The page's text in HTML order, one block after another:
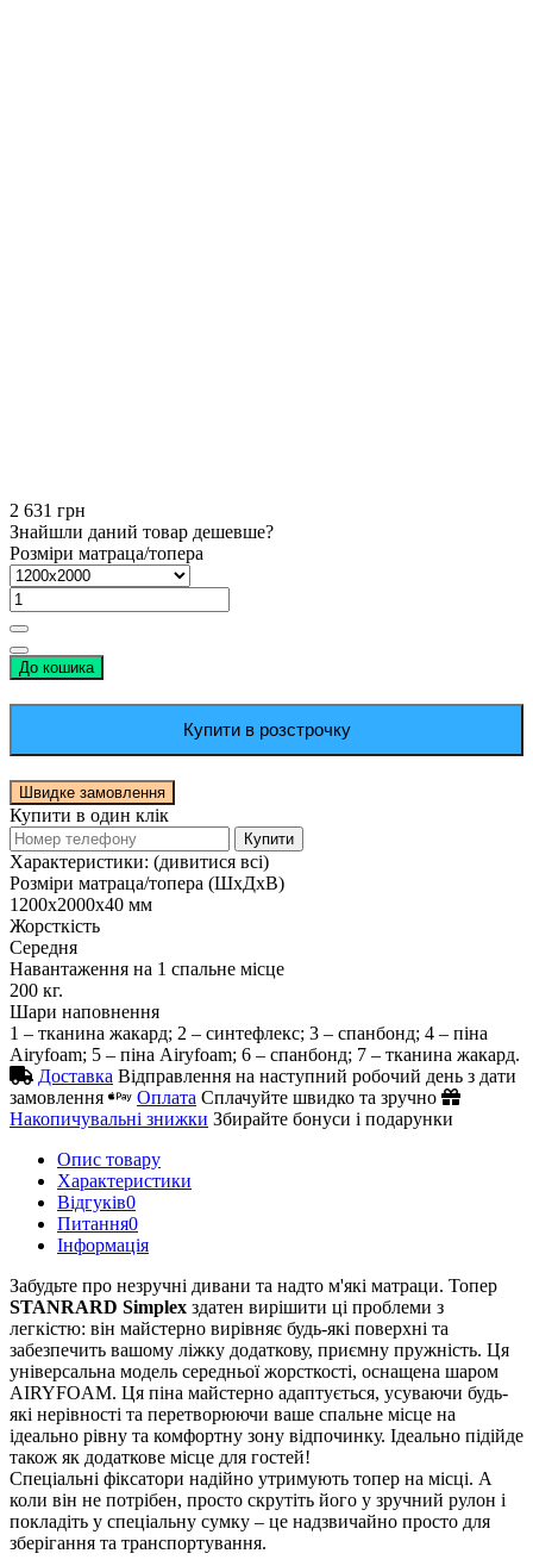
2 631 грн
Знайшли даний товар дешевше?
Розміри матраца/топера
До кошика
Купити в розстрочку
Швидке замовлення
Купити в один клік
Купити
Характеристики: (дивитися всі)
Розміри матраца/топера (ШхДхВ)
1200х2000х40 мм
Жорсткість
Середня
Навантаження на 1 спальне місце
200 кг.
Шари наповнення
1 – тканина жакард; 2 – синтефлекс; 3 – спанбонд; 4 – піна
Airyfoam; 5 – піна Airyfoam; 6 – спанбонд; 7 – тканина жакард.
Доставка Відправлення на наступний робочий день з дати
замовлення
Оплата Сплачуйте швидко та зручно
Накопичувальні знижки Збирайте бонуси і подарунки
Опис товару
Характеристики
Відгуків0
Питання0
Iнформація
Забудьте про незручні дивани та надто м'які матраци. Топер
STANRARD Simplex здатен вирішити ці проблеми з
легкістю: він майстерно вирівняє будь-які поверхні та
забезпечить вашому ліжку додаткову, приємну пружність. Ця
універсальна модель середньої жорсткості, оснащена шаром
AIRYFOAM. Ця піна майстерно адаптується, усуваючи будь-
які нерівності та перетворюючи ваше спальне місце на
ідеально рівну та комфортну зону відпочинку. Ідеально підійде
також як додаткове місце для гостей!
Спеціальні фіксатори надійно утримують топер на місці. А
коли він не потрібен, просто скрутіть його у зручний рулон і
покладіть у спеціальну сумку – це надзвичайно просто для
зберігання та транспортування.